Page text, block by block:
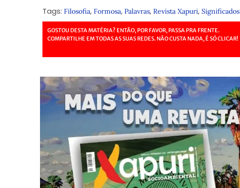
Tags: Filosofia, Formosa, Palavras, Revista Xapuri, Significados
GOSTOU DESTA MATÉRIA? ENTÃO, POR FAVOR, PASSA PRA FRENTE.
COMPARTILHE EM TODAS AS SUAS REDES. NÃO CUSTA NADA, É SÓ CLICAR!